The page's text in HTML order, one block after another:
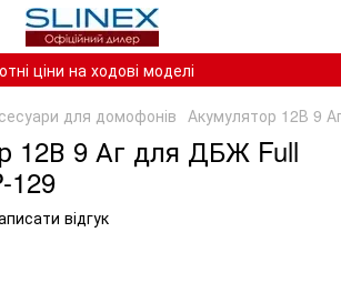
ціни на ходові моделі
для домофонів Акумулятор 12В 9
12В 9 Аг для ДБЖ Full
129
відгук